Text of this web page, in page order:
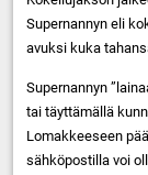
Supernannyn eli
avuksi kuka
Supernannyn
tai täyttämällä
Lomakkeeseen
sähköpostilla voi